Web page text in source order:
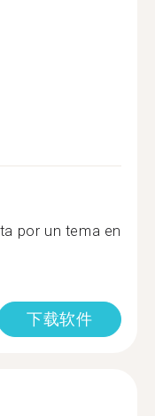
por un tema en
下载软件